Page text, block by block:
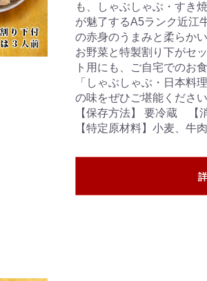
も、しゃぶしゃぶ・すき
が魅了するA5ランク近江
の赤身のうまみと柔らか
お野菜と特製割り下がセ
ト用にも、ご自宅でのお
「しゃぶしゃぶ・日本料
の味をぜひご堪能ください
【保存方法】 要冷蔵 【
【特定原材料】小麦、牛